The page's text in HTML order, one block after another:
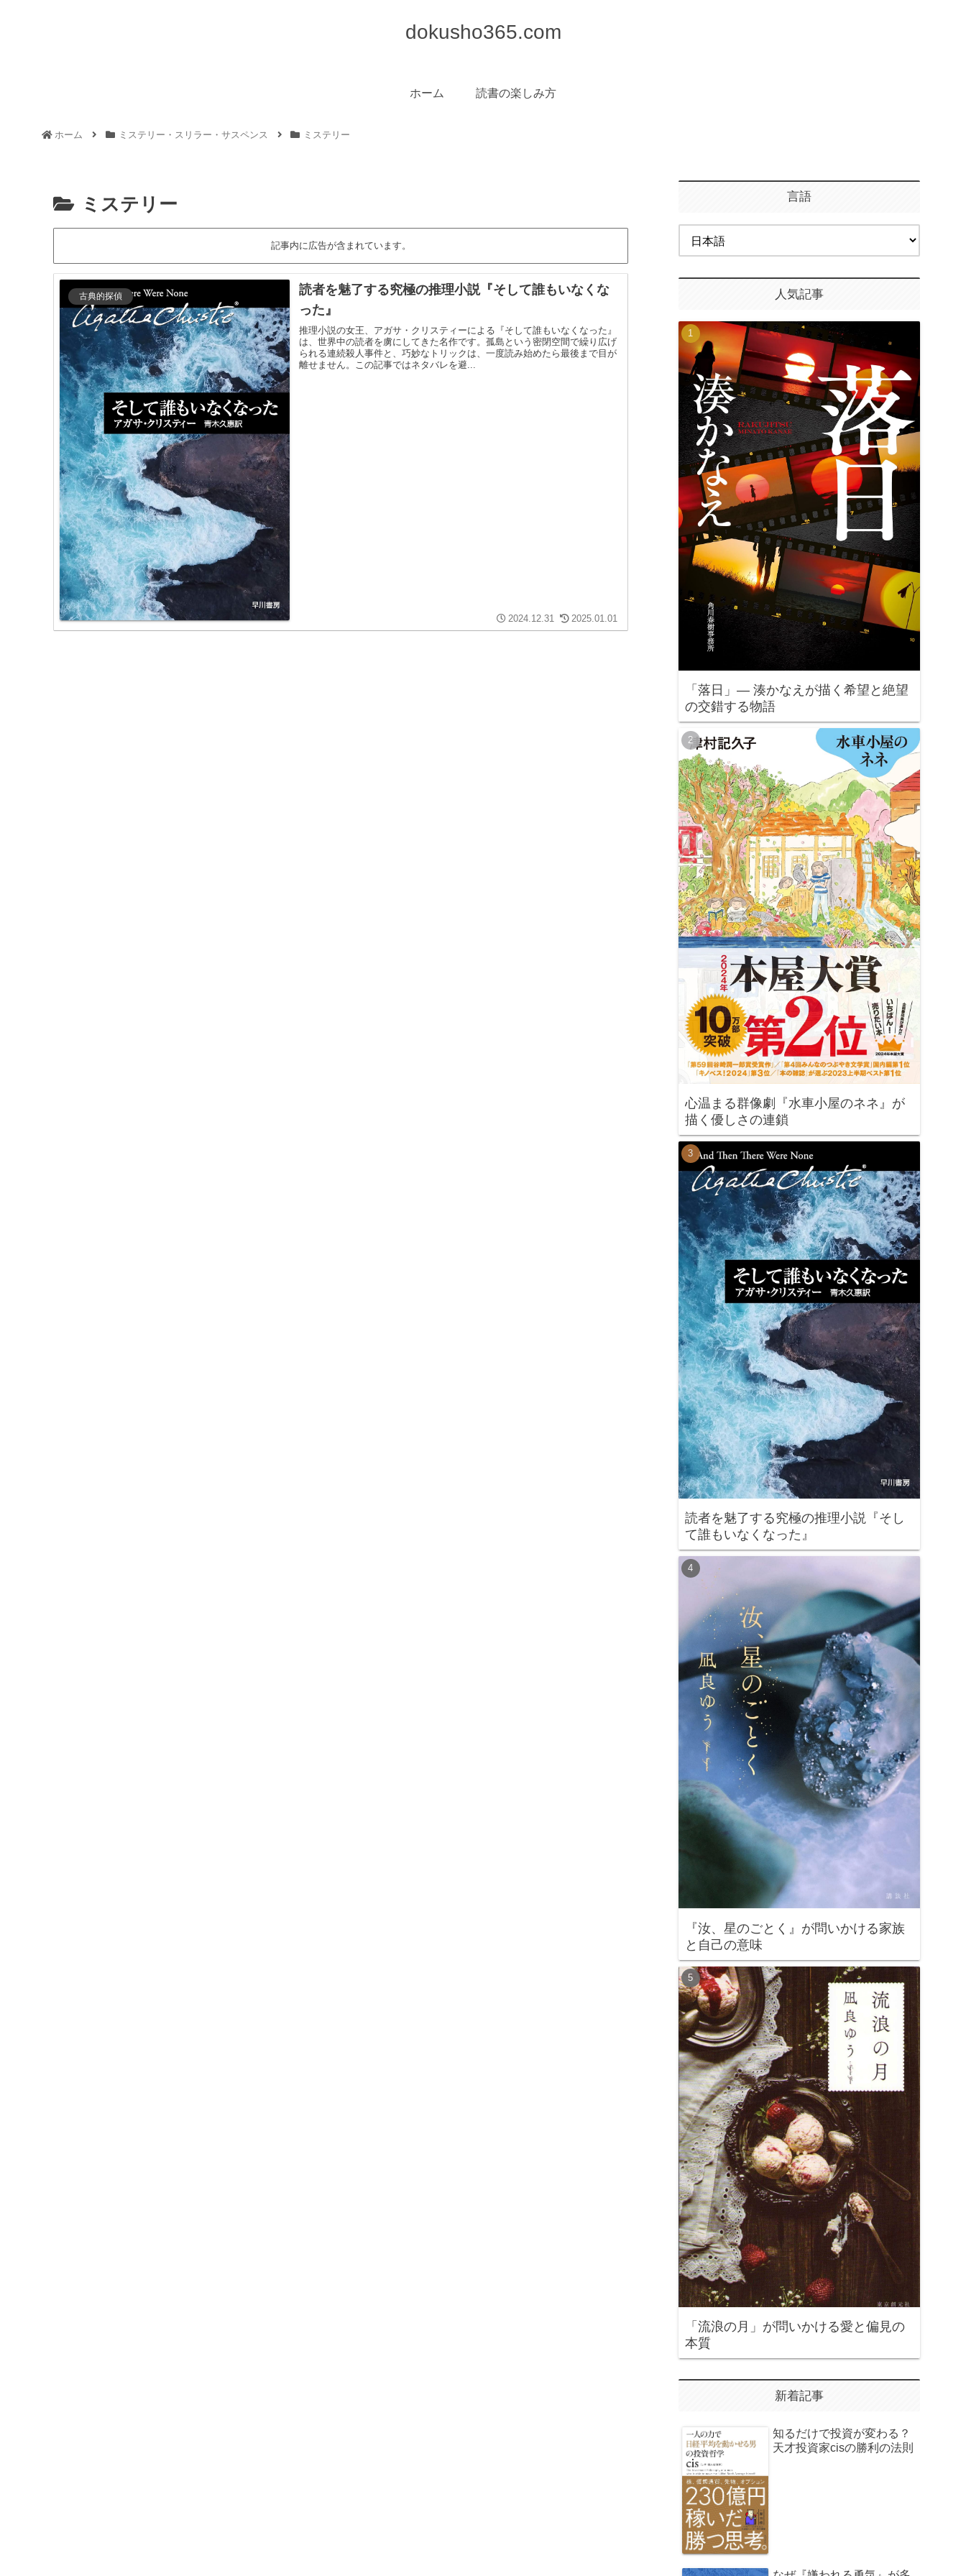
dokusho365.com
ホーム 読書の楽しみ方
ホーム ミステリー・スリラー・サスペンス ミステリー
ミステリー
記事内に広告が含まれています。
古典的探偵
読者を魅了する究極の推理小説『そして誰もいなくな
った』
推理小説の女王、アガサ・クリスティーによる『そして誰もいなくなった』
は、世界中の読者を虜にしてきた名作です。孤島という密閉空間で繰り広げ
られる連続殺人事件と、巧妙なトリックは、一度読み始めたら最後まで目が
離せません。この記事ではネタバレを避...
2024.12.31 2025.01.01
言語
人気記事
「落日」— 湊かなえが描く希望と絶望
の交錯する物語
心温まる群像劇『水車小屋のネネ』が
描く優しさの連鎖
読者を魅了する究極の推理小説『そし
て誰もいなくなった』
『汝、星のごとく』が問いかける家族
と自己の意味
「流浪の月」が問いかける愛と偏見の
本質
新着記事
知るだけで投資が変わる？
天才投資家cisの勝利の法則